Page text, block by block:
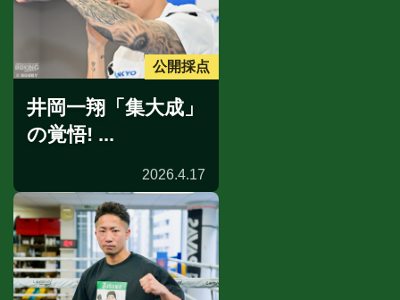
公開採点
井岡一翔「集大成」
の覚悟! ...
2026.4.17